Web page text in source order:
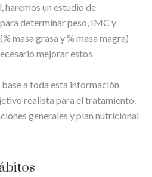
un estudio de
determinar peso, IMC y
masa grasa y % masa magra)
mejorar estos
a toda esta información
realista para el tratamiento.
generales y plan nutricional